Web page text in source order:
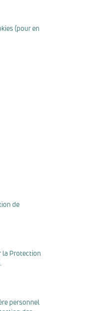
(pour en
de
la Protection
personnel